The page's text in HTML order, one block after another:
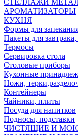
СТЕЛЛАЖИ
АРОМАТИЗАТОРЫ
КУХНЯ
Формы для запекания
Пакеты для завтрака,
Термосы
Сервировка стола
Столовые приборы
Кухонные
Ножи,
Контейнеры
Чайники, плиты
Посуда для напитков
Подносы, подставки
ЧИСТЯЩИЕ И